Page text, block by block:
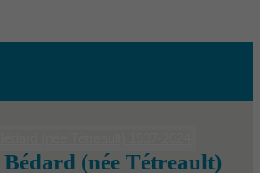
(née Tétreault)